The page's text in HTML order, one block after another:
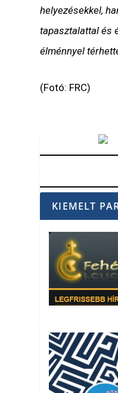
helyezésekkel,
tapasztalattal és
élménnyel
(Fotó: FRC)
KIEMELT